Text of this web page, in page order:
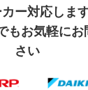
ー対応しま
もお気軽に
さい